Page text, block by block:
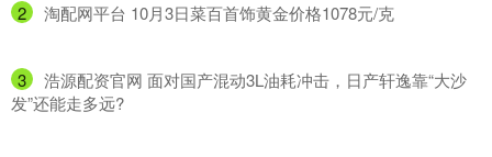
2 ​淘配网平台 10月3日菜百首饰黄金价格1078元/克
3
​浩源配资官网 面对国产混动3L油耗冲击，日产轩逸靠“大沙
发”还能走多远?